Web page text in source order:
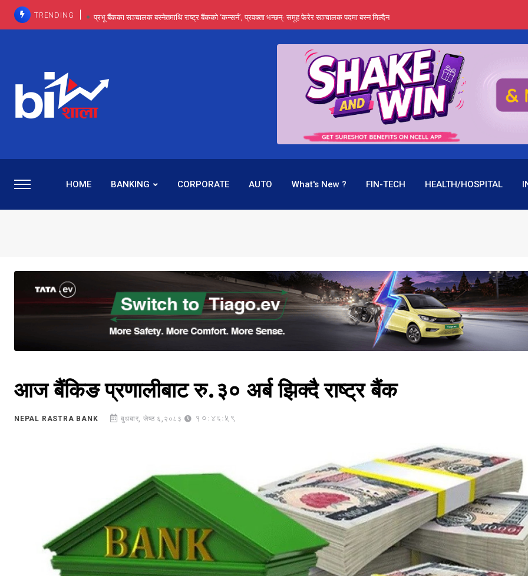
TRENDING प्रभू बैंकका सञ्चालक बस्नेतमाथि राष्ट्र बैंकको ‘कन्सर्न’, प्रवक्ता भन्छन्- समूह फेरेर सञ्चालक पदमा बस्न मिल्दैन
प्रभू बैंकमा सेञ्चुरीबाट आएका कर्मचारीमाथि हदैसम्मको विभेदः एउटै पदमा दुई थरि तलब, वर्षमै ९२ हजार घाटा !
कमाइमा गरिमाको दमदार छलाङ, सेयरधनीलाई २० प्रतिशत लाभांश दिने क्षमता
प्रभु बैंकमा रमिता : सर्वसाधारणबाट छिरेका बस्नेत संस्थापक बनेर निरन्तर, राष्ट्र बैंक किन मौन ?
HOME BANKING CORPORATE AUTO What's New ? FIN-TECH HEALTH/HOSPITAL
आज बैंकिङ प्रणालीबाट रु.३० अर्ब झिक्दै राष्ट्र बैंक
NEPAL RASTRA BANK बुधबार, जेष्ठ ६,२०८३ 10:46:59